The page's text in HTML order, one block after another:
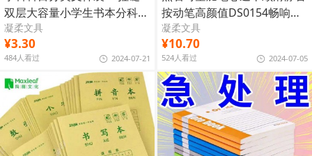
双层大容量小学生书本分科收
纳书袋
凝柔文具
¥3.30
484人看过 2024-07-21
按动笔高颜值DS0154畅响中
性笔
凝柔文具
¥10.70
524人看过 2024-07-05